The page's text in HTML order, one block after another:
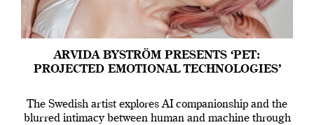
ARVIDA BYSTRÖM PRESENTS ‘PET:
PROJECTED EMOTIONAL TECHNOLOGIES’
The Swedish artist explores AI companionship and the
blurred intimacy between human and machine through